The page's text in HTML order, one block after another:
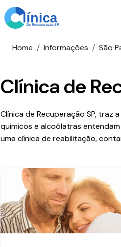
Home Informações São
Clínica de
Clínica de Recuperação SP,
químicos e alcoólatras
uma clínica de reabilitação,